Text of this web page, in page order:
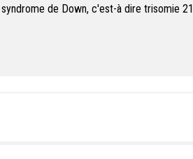
de Down, c'est-à dire trisomie